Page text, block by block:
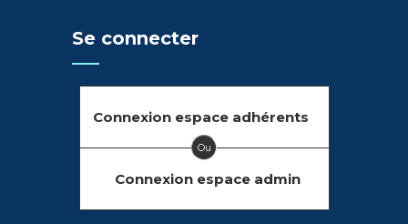
Se connecter
Connexion espace adhérents
Ou
Connexion espace admin